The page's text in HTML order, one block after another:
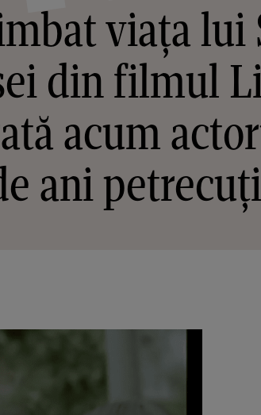
viața lui
din filmul
acum
ani